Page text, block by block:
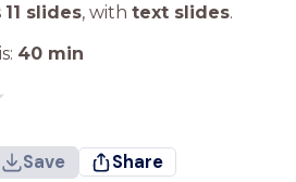
11 slides, with text slides.
40 min
Save Share